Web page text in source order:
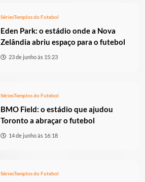
SériesTemplos do Futebol
Eden Park: o estádio onde a Nova
Zelândia abriu espaço para o futebol
23 de junho às 15:23
SériesTemplos do Futebol
BMO Field: o estádio que ajudou
Toronto a abraçar o futebol
14 de junho às 16:18
SériesTemplos do Futebol